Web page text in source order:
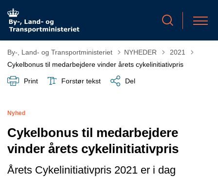
By-, Land- og Transportministeriet NYHEDER Tilbage til
2021
Cykelbonus til medarbejdere vinder årets cykelinitiativpris
Print Forstør tekst Del
Nyhed
Cykelbonus til medarbejdere
vinder årets cykelinitiativpris
Årets Cykelinitiativpris 2021 er i dag